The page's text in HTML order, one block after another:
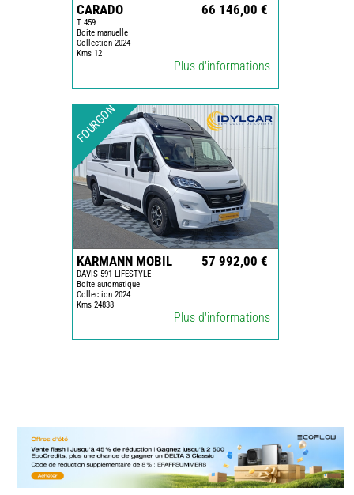
CARADO
T 459
Boite manuelle
Collection 2024
Kms 12
66 146,00 €
Plus d'informations
FOURGON
KARMANN MOBIL
DAVIS 591 LIFESTYLE
Boite automatique
Collection 2024
Kms 24838
57 992,00 €
Plus d'informations